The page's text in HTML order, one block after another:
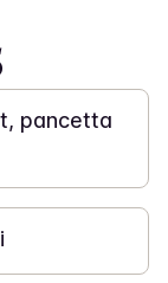
pancetta